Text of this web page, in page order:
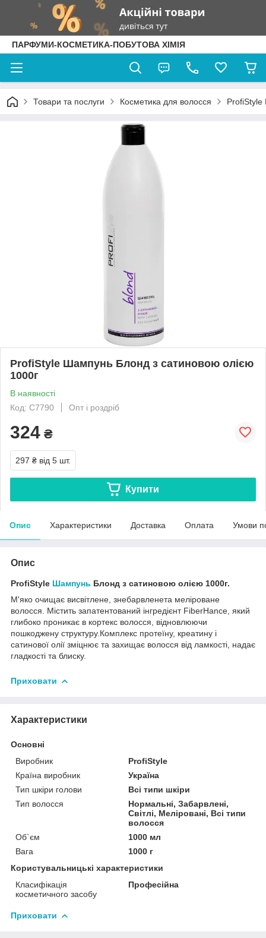
ПАРФУМИ-КОСМЕТИКА-ПОБУТОВА ХІМІЯ
Товари та послуги Косметика для волосся ProfiStyle
ProfiStyle Шампунь Блонд з сатиновою олією
1000г
В наявності
Код: С7790
Опт і роздріб
324 ₴
297 ₴ від 5 шт.
Купити
Опис Характеристики Доставка Оплата Умови
Опис
ProfiStyle Шампунь Блонд з сатиновою олією 1000г.
М'яко очищає висвітлене, знебарвленета меліроване
волосся. Містить запатентований інгредієнт FiberHance, який
глибоко проникає в кортекс волосся, відновлюючи
пошкоджену структуру.Комплекс протеїну, креатину і
сатинової олії зміцнює та захищає волосся від ламкості, надає
гладкості та блиску.
Приховати
Характеристики
Основні
Виробник
ProfiStyle
Країна виробник
Україна
Тип шкіри голови
Всі типи шкіри
Тип волосся
Нормальні, Забарвлені,
Світлі, Меліровані, Всі типи
волосся
Об`єм
1000 мл
Вага
1000 г
Користувальницькі характеристики
Класифікація
косметичного засобу
Професійна
Приховати